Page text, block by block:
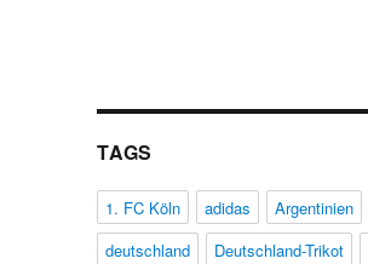
TAGS
1. FC Köln adidas Argentinien
deutschland
Deutschland-Trikot